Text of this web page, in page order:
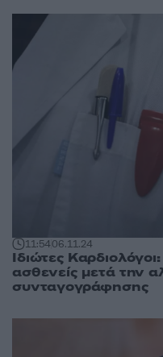
11:5406.11.24
Ιδιώτες
ασθενείς μετά την
συνταγογράφησης